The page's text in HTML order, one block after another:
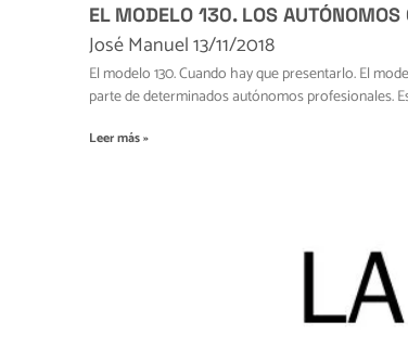
EL MODELO 130. LOS AUTÓNOMOS
José Manuel13/11/2018
El modelo 130. Cuando hay que presentarlo. El
parte de determinados autónomos profesionales.
Leer más »